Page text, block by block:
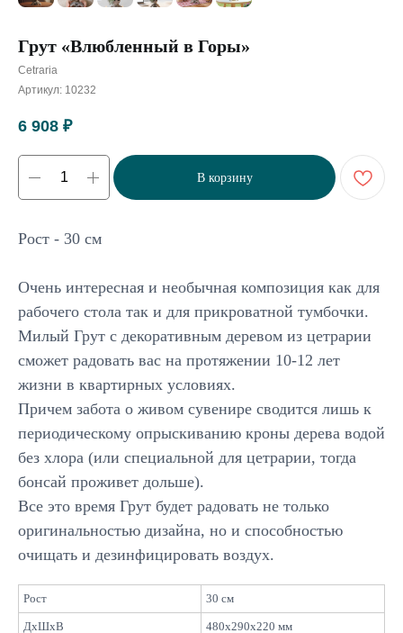
Грут «Влюбленный в Горы»
Cetraria
Артикул: 10232
6 908 ₽
В корзину
Рост - 30 см
Очень интересная и необычная композиция как для
рабочего стола так и для прикроватной тумбочки.
Милый Грут с декоративным деревом из цетрарии
сможет радовать вас на протяжении 10-12 лет
жизни в квартирных условиях.
Причем забота о живом сувенире сводится лишь к
периодическому опрыскиванию кроны дерева водой
без хлора (или специальной для цетрарии, тогда
бонсай проживет дольше).
Все это время Грут будет радовать не только
оригинальностью дизайна, но и способностью
очищать и дезинфицировать воздух.
Рост 30 см
ДxШxВ 480x290x220 мм
Большие композиции
Маленькие деревья
Средние деревья
Напольные деревья
Каталог
Отправить
Подписывайтесь
на новинки и акции